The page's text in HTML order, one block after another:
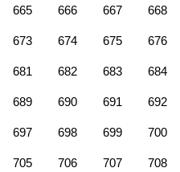
665 666 667 668
673 674 675 676
681 682 683 684
689 690 691 692
697 698 699 700
705 706 707 708